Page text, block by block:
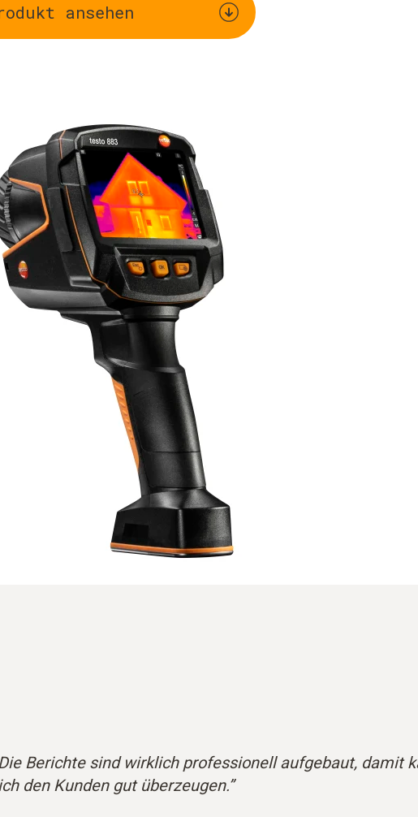
ansehen
Die Berichte sind wirklich professionell aufgebaut, damit
ich den Kunden gut überzeugen.”